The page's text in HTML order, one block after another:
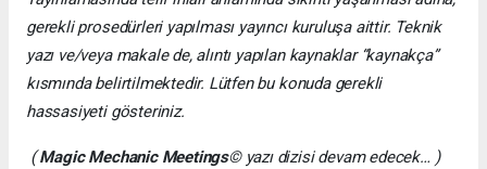
gerekli prosedürleri yapılması yayıncı kuruluşa aittir. Teknik
yazı ve/veya makale de, alıntı yapılan kaynaklar “kaynakça”
kısmında belirtilmektedir. Lütfen bu konuda gerekli
hassasiyeti gösteriniz.
(Magic Mechanic Meetings© yazı dizisi devam edecek… )